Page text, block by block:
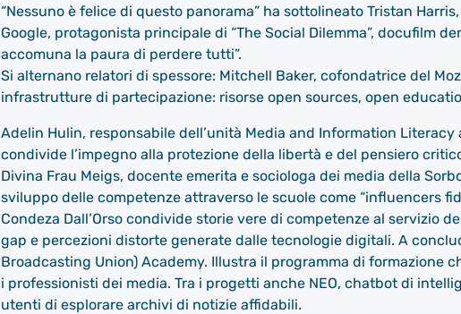
“Nessuno è felice di questo panorama” ha sottolineato Tristan
Google, protagonista principale di “The Social Dilemma”, docufilm
accomuna la paura di perdere tutti”.
Si alternano relatori di spessore: Mitchell Baker, cofondatrice del
infrastrutture di partecipazione: risorse open sources, open
Adelin Hulin, responsabile dell’unità Media and Information Literacy
condivide l’impegno alla protezione della libertà e del pensiero
Divina Frau Meigs, docente emerita e sociologa dei media della
sviluppo delle competenze attraverso le scuole come “influencers
Condeza Dall’Orso condivide storie vere di competenze al servizio
gap e percezioni distorte generate dalle tecnologie digitali. A
Broadcasting Union) Academy. Illustra il programma di formazione
i professionisti dei media. Tra i progetti anche NEO, chatbot di
utenti di esplorare archivi di notizie affidabili.